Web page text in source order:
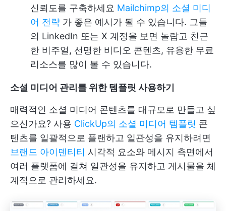
신뢰도를 구축하세요 Mailchimp의 소셜 미디
어 전략 가 좋은 예시가 될 수 있습니다. 그들
의 LinkedIn 또는 X 계정을 보면 놀랍고 친근
한 비주얼, 선명한 비디오 콘텐츠, 유용한 무료
리소스를 많이 볼 수 있습니다.
소셜 미디어 관리를 위한 템플릿 사용하기
매력적인 소셜 미디어 콘텐츠를 대규모로 만들고 싶
으신가요? 사용 ClickUp의 소셜 미디어 템플릿 콘
텐츠를 일괄적으로 플랜하고 일관성을 유지하려면
브랜드 아이덴티티 시각적 요소와 메시지 측면에서
여러 플랫폼에 걸쳐 일관성을 유지하고 게시물을 체
계적으로 관리하세요.